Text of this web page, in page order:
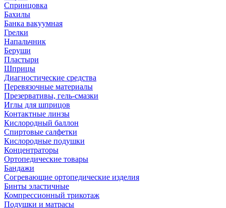
Спринцовка
Бахилы
Банка вакуумная
Грелки
Напальчник
Беруши
Пластыри
Шприцы
Диагностические средства
Перевязочные материалы
Презервативы, гель-смазки
Иглы для шприцов
Контактные линзы
Кислородный баллон
Спиртовые салфетки
Кислородные подушки
Концентраторы
Ортопедические товары
Бандажи
Согревающие ортопедические изделия
Бинты эластичные
Компрессионный трикотаж
Подушки и матрасы